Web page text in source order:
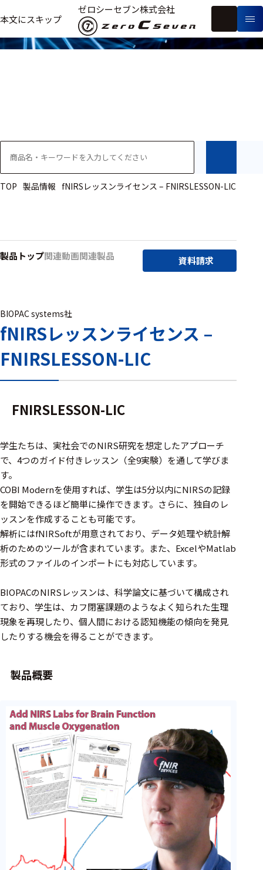
本文にスキップ
ゼロシーセブン株式会社
製
生
体
信
ー
フ
リ
ー
ワ
研究用
ヒト・人
類
ワイヤレス・無
線対応
システム・周辺
構成
デバイス
周辺機器
基幹シス
テム
通信・接続関連
刺激装置
レシーバ
コネクタ
ケーブル
リード線
インター
フェース
テレメー
スイッチ
製品情報
TOP 製品情報 fNIRSレッスンライセンス – FNIRSLESSON-LIC
製品トップ関連動画関連製品 資料請求
BIOPAC systems社
fNIRSレッスンライセンス –
FNIRSLESSON-LIC
FNIRSLESSON-LIC
学生たちは、実社会でのNIRS研究を想定したアプローチ
で、4つのガイド付きレッスン（全9実験）を通して学びま
す。
COBI Modernを使用すれば、学生は5分以内にNIRSの記録
を開始できるほど簡単に操作できます。さらに、独自のレ
ッスンを作成することも可能です。
解析にはfNIRSoftが用意されており、データ処理や統計解
析のためのツールが含まれています。また、ExcelやMatlab
形式のファイルのインポートにも対応しています。
BIOPACのNIRSレッスンは、科学論文に基づいて構成され
ており、学生は、カフ閉塞課題のようなよく知られた生理
現象を再現したり、個人間における認知機能の傾向を発見
したりする機会を得ることができます。
製品概要